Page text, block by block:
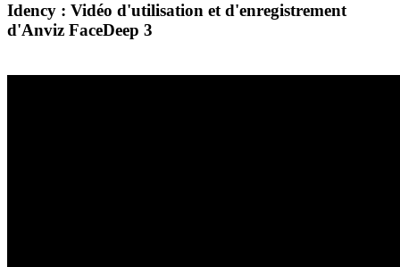
Idency : Vidéo d'utilisation et d'enregistrement
d'Anviz FaceDeep 3